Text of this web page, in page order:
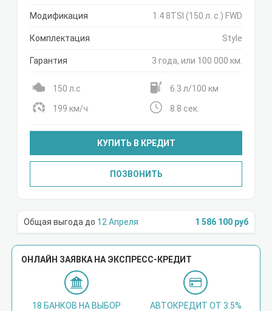
Модификация 1.4 8TSI (150 л. с.) FWD
Комплектация Style
Гарантия 3 года, или 100 000 км.
150 л.с 6.3 л/100 км
199 км/ч 8.8 сек.
КУПИТЬ В КРЕДИТ
ПОЗВОНИТЬ
12 Апреля 1 586 100 руб
ОНЛАЙН ЗАЯВКА НА ЭКСПРЕСС-КРЕДИТ
18 БАНКОВ НА ВЫБОР АВТОКРЕДИТ ОТ 3.5%